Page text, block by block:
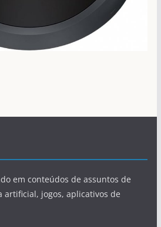
em conteúdos de assuntos de
artificial, jogos, aplicativos de